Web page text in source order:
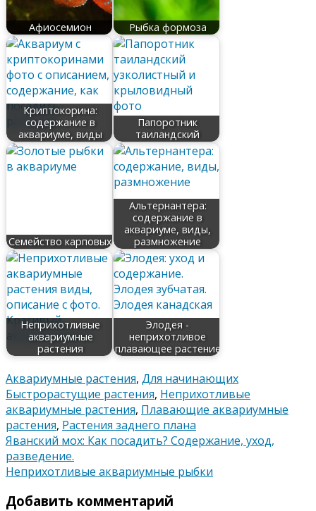
Афиосемион Рыбка формоза
Криптокорина:
содержание в
аквариуме, виды
Папоротник
таиландский
Семейство карповых
Альтернантера:
содержание в
аквариуме, виды,
размножение
Неприхотливые
аквариумные
растения
Элодея -
неприхотливое
плавающее растение
Аквариумные растения, Для начинающих
Быстрорастущие растения, Неприхотливые
аквариумные растения, Плавающие аквариумные
растения, Растения заднего плана
Навигация
по
записям
Яванский мох: Как посадить? Содержание, уход,
разведение.
Неприхотливые аквариумные рыбки
Добавить комментарий